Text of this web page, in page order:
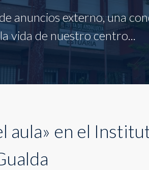
anuncios externo, una
vida de nuestro centro...
aula» en el